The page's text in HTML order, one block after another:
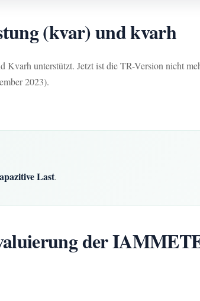
(kvar) und kvarh
unterstützt. Jetzt ist die TR-Version nicht
2023).
Last.
der